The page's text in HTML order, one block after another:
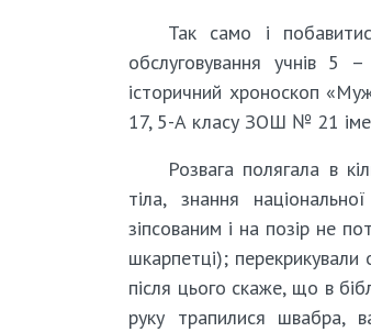
Так само і
обслуговування учнів 5
історичний хроноскоп
17, 5-А класу ЗОШ № 21
Розвага полягала в
тіла, знання
зіпсованим і на позір не
шкарпетці);
після цього скаже, що в
руку трапилися швабра,